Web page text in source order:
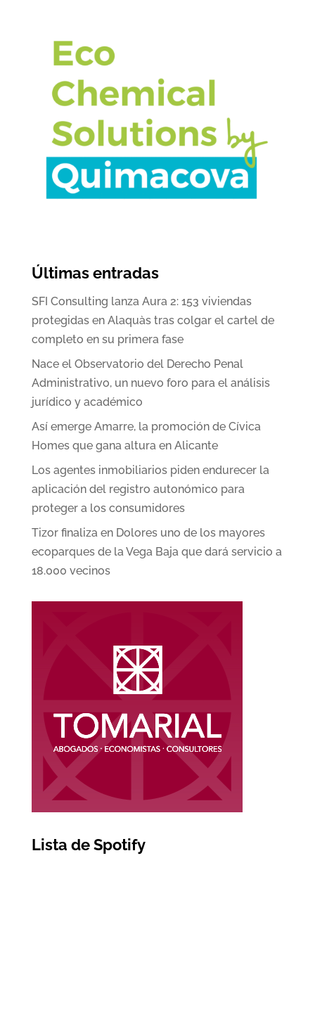
Últimas entradas
SFI Consulting lanza Aura 2: 153 viviendas
protegidas en Alaquàs tras colgar el cartel de
completo en su primera fase
Nace el Observatorio del Derecho Penal
Administrativo, un nuevo foro para el análisis
jurídico y académico
Así emerge Amarre, la promoción de Cívica
Homes que gana altura en Alicante
Los agentes inmobiliarios piden endurecer la
aplicación del registro autonómico para
proteger a los consumidores
Tizor finaliza en Dolores uno de los mayores
ecoparques de la Vega Baja que dará servicio a
18.000 vecinos
Lista de Spotify